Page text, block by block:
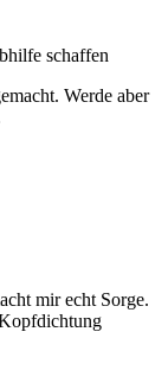
schaffen
Werde aber
mir echt Sorge.